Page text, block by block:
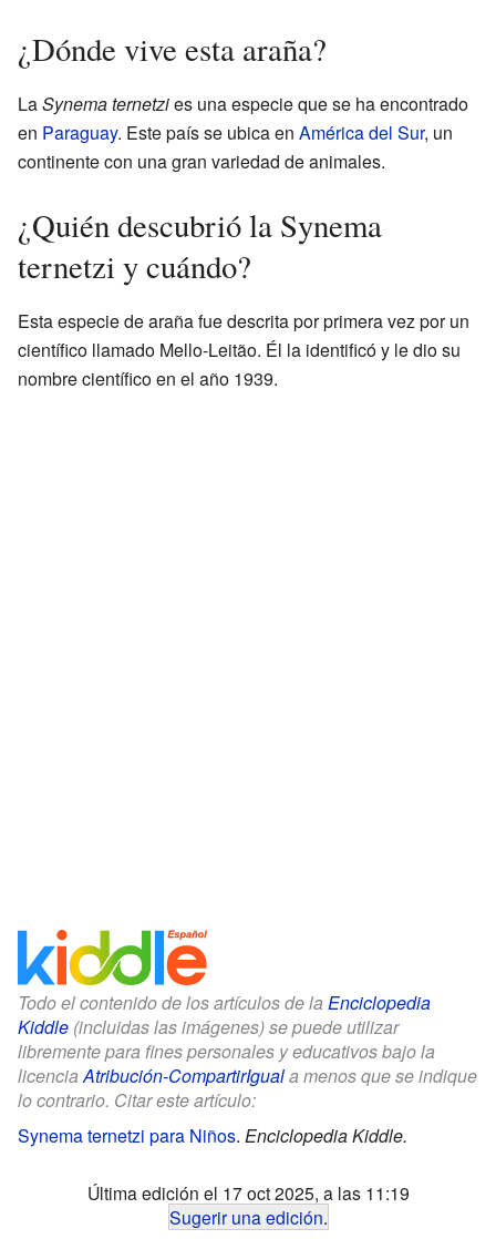
¿Dónde vive esta araña?
LaSynema ternetzies una especie que se ha encontrado
en Paraguay. Este país se ubica en América del Sur, un
continente con una gran variedad de animales.
¿Quién descubrió la Synema
ternetzi y cuándo?
Esta especie de araña fue descrita por primera vez por un
científico llamado Mello-Leitão. Él la identificó y le dio su
nombre científico en el año 1939.
Todo el contenido de los artículos de la Enciclopedia
Kiddle (incluidas las imágenes) se puede utilizar
libremente para fines personales y educativos bajo la
licenciaAtribución-CompartirIguala menos que se indique
lo contrario. Citar este artículo:
Synema ternetzi para Niños. Enciclopedia Kiddle.
Última edición el 17 oct 2025, a las 11:19
Sugerir una edición.